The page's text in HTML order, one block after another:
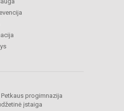
progimnazija
įstaiga